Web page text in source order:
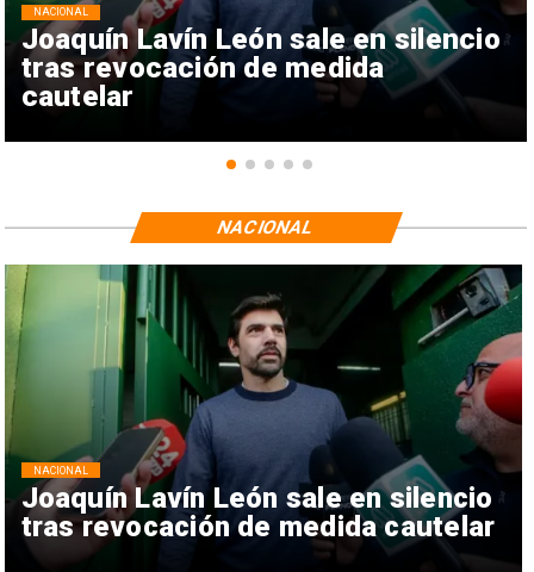
Joaquín Lavín León sale en silencio
tras revocación de medida
cautelar
NACIONAL
Joaquín Lavín León sale en silencio
tras revocación de medida cautelar
NACIONAL
NACIONAL